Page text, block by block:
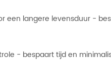
een langere levensduur -
- bespaart tijd en